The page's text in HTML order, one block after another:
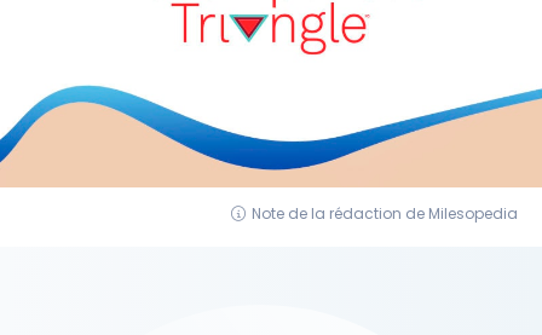
Note de la rédaction de Milesopedia